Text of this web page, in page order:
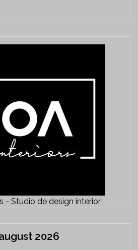
- Studio de design interior
2026